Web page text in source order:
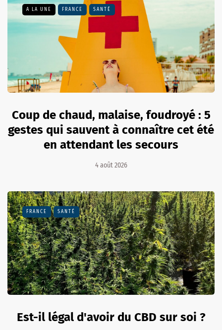
A LA UNE FRANCE SANTÉ
Coup de chaud, malaise, foudroyé : 5
gestes qui sauvent à connaître cet été
en attendant les secours
4 août 2026
FRANCE SANTÉ
Est-il légal d'avoir du CBD sur soi ?